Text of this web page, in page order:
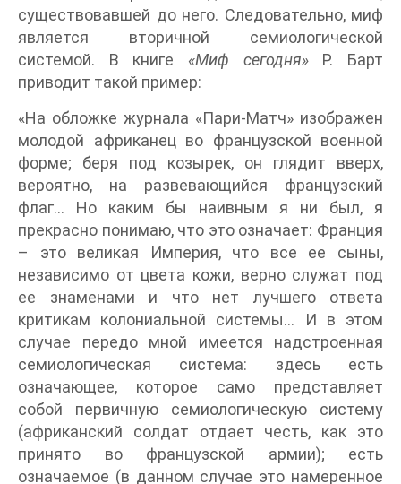
существовавшей до него. Следовательно, миф
является вторичной семиологической
системой. В книге «Миф сегодня» Р. Барт
приводит такой пример:
«На обложке журнала «Пари-Матч» изображен
молодой африканец во французской военной
форме; беря под козырек, он глядит вверх,
вероятно, на развевающийся французский
флаг… Но каким бы наивным я ни был, я
прекрасно понимаю, что это означает: Франция
– это великая Империя, что все ее сыны,
независимо от цвета кожи, верно служат под
ее знаменами и что нет лучшего ответа
критикам колониальной системы… И в этом
случае передо мной имеется надстроенная
семиологическая система: здесь есть
означающее, которое само представляет
собой первичную семиологическую систему
(африканский солдат отдает честь, как это
принято во французской армии); есть
означаемое (в данном случае это намеренное